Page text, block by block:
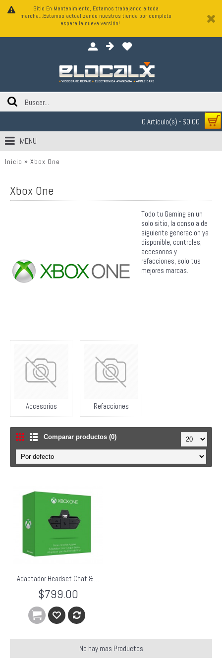
Sitio En Mantenimiento, Estamos trabajando a toda
marcha...Estamos actualizando nuestros tienda por completo
espera la nueva versión!
0 Artículo(s) - $0.00
MENU
Inicio Xbox One
Xbox One
Todo tu Gaming en un
solo sitio, la consola de
siguiente generacion ya
disponible, controles,
accesorios y
refacciones, solo tus
mejores marcas.
Accesorios Refacciones
Comparar productos (0)
Adaptador Headset Chat & Juego Xbox One
$799.00
No hay mas Productos